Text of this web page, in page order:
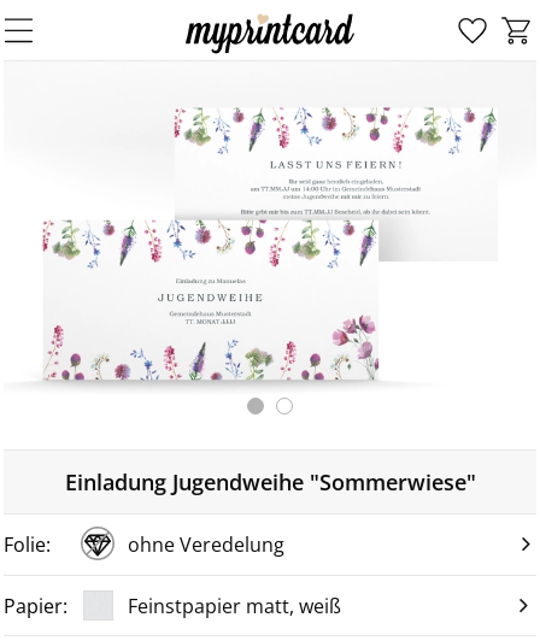
Einladung Jugendweihe "Sommerwiese"
ohne Veredelung
Feinstpapier matt, weiß